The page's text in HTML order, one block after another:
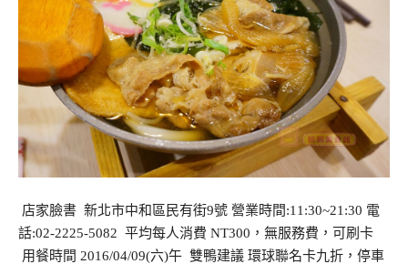
店家臉書 新北市中和區民有街9號 營業時間:11:30~21:30 電
話:02-2225-5082 平均每人消費 NT300，無服務費，可刷卡
用餐時間 2016/04/09(六)午 雙鴨建議 環球聯名卡九折，停車